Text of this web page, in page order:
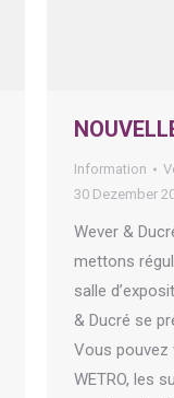
Information
30 Dezember
Wever &
mettons
salle
& Ducré se
Vous pouvez
WETRO, les